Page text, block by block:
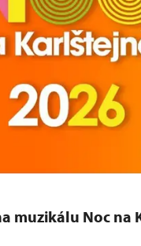
muzikálu Noc